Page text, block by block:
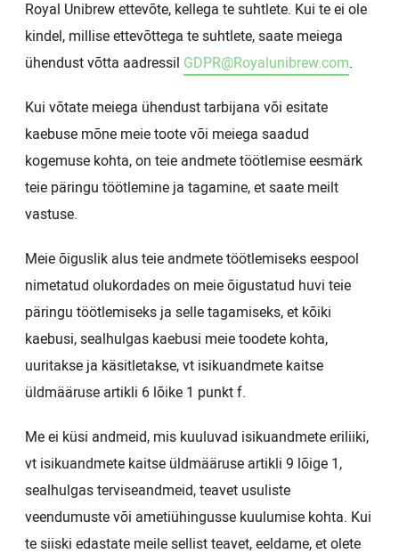
Royal Unibrew ettevõte, kellega te suhtlete. Kui te ei ole
kindel, millise ettevõttega te suhtlete, saate meiega
ühendust võtta aadressil GDPR@Royalunibrew.com.
Kui võtate meiega ühendust tarbijana või esitate
kaebuse mõne meie toote või meiega saadud
kogemuse kohta, on teie andmete töötlemise eesmärk
teie päringu töötlemine ja tagamine, et saate meilt
vastuse.
Meie õiguslik alus teie andmete töötlemiseks eespool
nimetatud olukordades on meie õigustatud huvi teie
päringu töötlemiseks ja selle tagamiseks, et kõiki
kaebusi, sealhulgas kaebusi meie toodete kohta,
uuritakse ja käsitletakse, vt isikuandmete kaitse
üldmääruse artikli 6 lõike 1 punkt f.
Me ei küsi andmeid, mis kuuluvad isikuandmete eriliiki,
vt isikuandmete kaitse üldmääruse artikli 9 lõige 1,
sealhulgas terviseandmeid, teavet usuliste
veendumuste või ametiühingusse kuulumise kohta. Kui
te siiski edastate meile sellist teavet, eeldame, et olete